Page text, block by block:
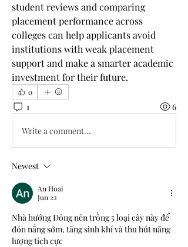
student reviews and comparing
placement performance across
colleges can help applicants avoid
institutions with weak placement
support and make a smarter academic
investment for their future.
0
1 6
Write a comment...
Newest
An Hoai
Jun 22
Nhà hướng Đông nên trồng 5 loại cây này để
đón nắng sớm, tăng sinh khí và thu hút năng
lượng tích cực